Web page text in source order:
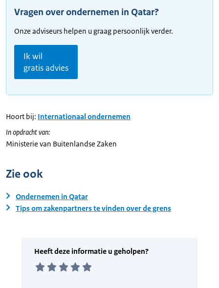
Vragen over ondernemen in Qatar?
Onze adviseurs helpen u graag persoonlijk verder.
Ik wil
gratis advies
Hoort bij: Internationaal ondernemen
In opdracht van:
Ministerie van Buitenlandse Zaken
Zie ook
Ondernemen in Qatar
Tips om zakenpartners te vinden over de grens